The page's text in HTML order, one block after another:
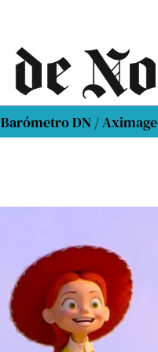
Barómetro DN / Aximage